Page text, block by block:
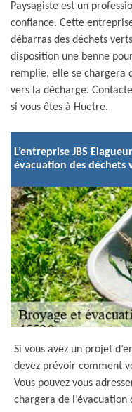
Paysagiste est un
confiance. Cette
débarras des déchets
disposition une benne
remplie, elle se chargera
vers la décharge.
si vous êtes à Huetre.
L’entreprise JBS
évacuation des déchets
Si vous avez un projet
devez prévoir comment
Vous pouvez vous
chargera de l’évacuation